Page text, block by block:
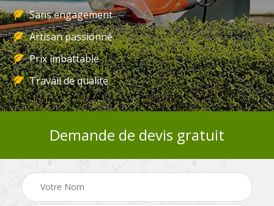
Sans engagement
Artisan passionné
Prix imbattable
Travail de qualité
Demande de devis gratuit